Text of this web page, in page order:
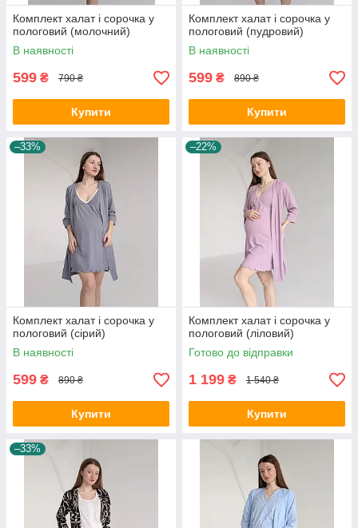
Комплект халат і сорочка у
пологовий (молочний)
В наявності
599 ₴ 790 ₴
Купити
Комплект халат і сорочка у
пологовий (пудровий)
В наявності
599 ₴ 890 ₴
Купити
–33%
Комплект халат і сорочка у
пологовий (сірий)
В наявності
599 ₴ 890 ₴
Купити
–22%
Комплект халат і сорочка у
пологовий (ліловий)
Готово до відправки
1 199 ₴ 1 540 ₴
Купити
–33%